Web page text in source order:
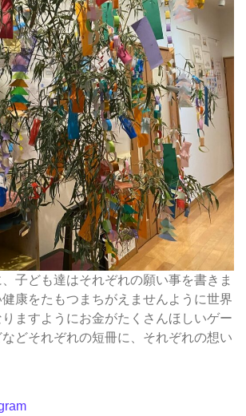
子ども達はそれぞれの願い事を書きま
康をたもつまちがえませんように世界
ますようにお金がたくさんほしいゲー
どそれぞれの短冊に、それぞれの想い